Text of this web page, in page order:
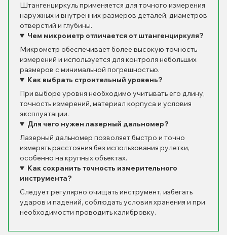
Штангенциркуль применяется для точного измерения
наружных и внутренних размеров деталей, диаметров
отверстий и глубины.
Чем микрометр отличается от штангенциркуля?
Микрометр обеспечивает более высокую точность
измерений и используется для контроля небольших
размеров с минимальной погрешностью.
Как выбрать строительный уровень?
При выборе уровня необходимо учитывать его длину,
точность измерений, материал корпуса и условия
эксплуатации.
Для чего нужен лазерный дальномер?
Лазерный дальномер позволяет быстро и точно
измерять расстояния без использования рулетки,
особенно на крупных объектах.
Как сохранить точность измерительного
инструмента?
Следует регулярно очищать инструмент, избегать
ударов и падений, соблюдать условия хранения и при
необходимости проводить калибровку.